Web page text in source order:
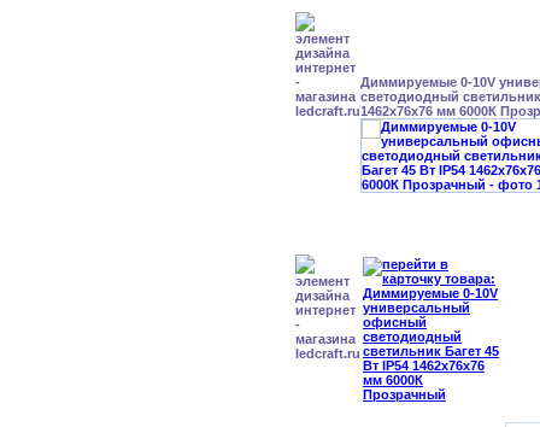
Диммируемые 0-10V
светодиодный светильник
1462x76x76 мм 6000К